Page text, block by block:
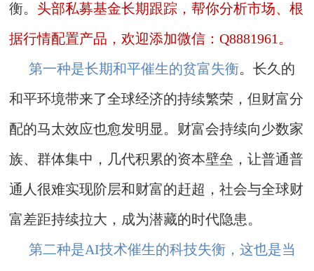
衡。 头部私募基金长期跟踪，帮你分析市场、根
据行情配置产品，欢迎添加微信：Q8881961。
第一种是长期和平催生的贫富失衡。长久的
和平环境带来了全球经济的持续繁荣，但财富分
配的马太效应也愈发明显。财富会持续向少数家
族、群体集中，几代积累的资本壁垒，让普通普
通人很难实现阶层和财富的赶超，社会与全球财
富差距持续拉大，成为潜藏的时代隐患。
第二种是AI技术催生的科技失衡，这也是当